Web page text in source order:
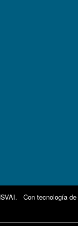
. Con tecnología de